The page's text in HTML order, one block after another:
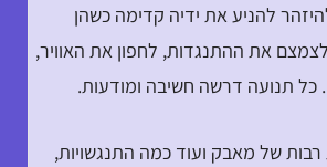
להניע את ידיה קדימה כשהן
את ההתנגדות, לחפון את האוויר,
כל תנועה דרשה חשיבה ומודעות.
של מאבק ועוד כמה התנגשויות,